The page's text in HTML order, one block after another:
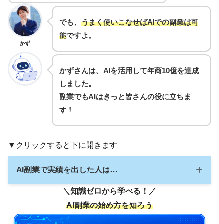
かず
でも、 うまく使いこなせばAIでの副業は可
能ですよ。
かずさんは、AIを活用して年商10億を達成
しました。
副業でもAIはきっと皆さんの役に立ちま
す！
▼クリックすると下に開きます
AI副業で実績を出した人は…
AI ONEの元受講生で、今は講師としても活
＼知識ゼロから学べる！／
AI副業の始め方を知ろう